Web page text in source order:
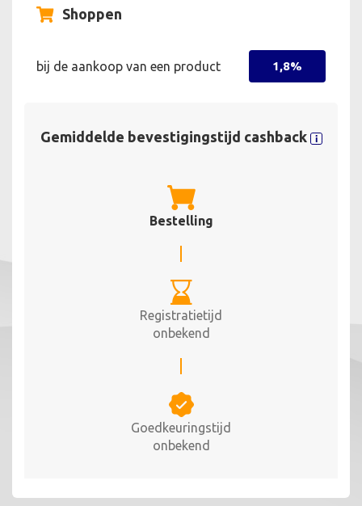
Shoppen
bij de aankoop van een product 1,8%
Gemiddelde bevestigingstijd cashback
Bestelling
Registratietijd
onbekend
Goedkeuringstijd
onbekend